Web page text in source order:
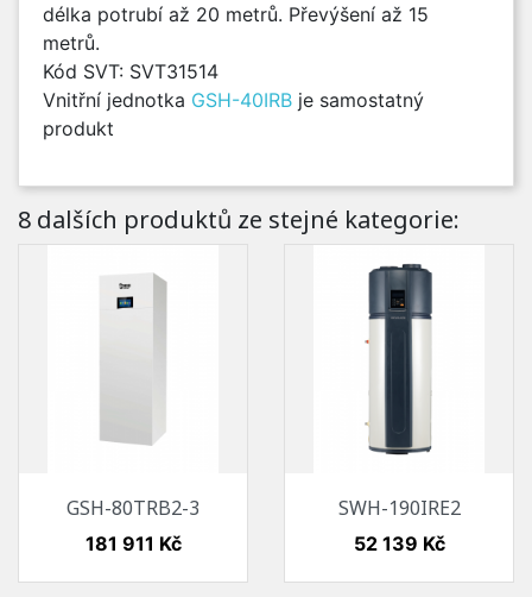
délka potrubí až 20 metrů. Převýšení až 15
metrů.
Kód SVT: SVT31514
Vnitřní jednotka GSH-40IRB je samostatný
produkt
8 dalších produktů ze stejné kategorie:
GSH-80TRB2-3
Cena
181 911 Kč
SWH-190IRE2
Cena
52 139 Kč